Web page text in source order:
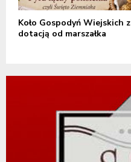
Koło Gospodyń Wiejskich z
dotacją od marszałka